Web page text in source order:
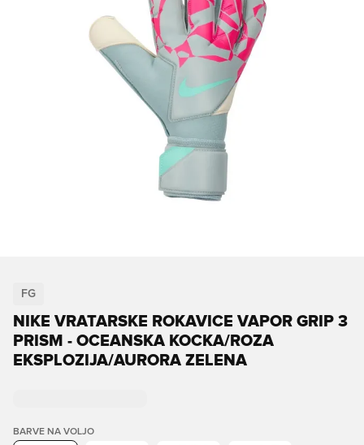
FG
NIKE VRATARSKE ROKAVICE VAPOR GRIP 3
PRISM - OCEANSKA KOCKA/ROZA
EKSPLOZIJA/AURORA ZELENA
BARVE NA VOLJO